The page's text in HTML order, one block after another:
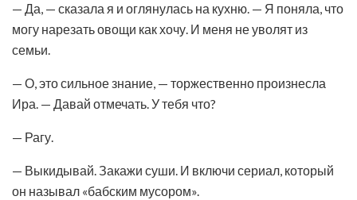
— Да, — сказала я и оглянулась на кухню. — Я поняла, что
могу нарезать овощи как хочу. И меня не уволят из
семьи.
— О, это сильное знание, — торжественно произнесла
Ира. — Давай отмечать. У тебя что?
— Рагу.
— Выкидывай. Закажи суши. И включи сериал, который
он называл «бабским мусором».